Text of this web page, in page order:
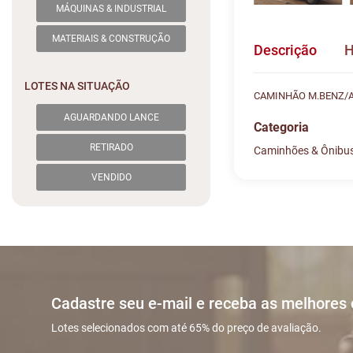
MÁQUINAS & INDUSTRIAL
MATERIAIS & CONSTRUÇÃO
LOTES NA SITUAÇÃO
AGUARDANDO LANCE
RETIRADO
VENDIDO
Descrição
CAMINHÃO M.BENZ/
Categoria
Caminhões &
11/12
Cadastre seu e-mail e receba as
Lotes selecionados com até 65% do preço de avaliação.